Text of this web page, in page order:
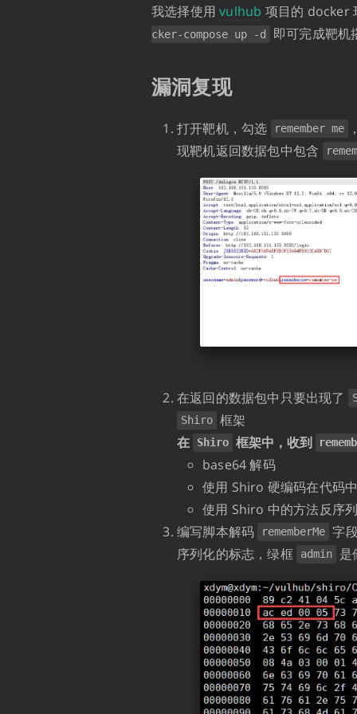
我选择使用vulhub 项目的 docker
cker-compose up -d 即可完成靶机
漏洞复现
打开靶机，勾选 remember me
现靶机返回数据包中包含
在返回的数据包中只要出现了
Shiro 框架
在
Shiro 框架中，收到
base64 解码
使用 Shiro 硬编码在代码
使用 Shiro 中的方法反序
编写脚本解码
rememberMe 字
序列化的标志，绿框
admin 是